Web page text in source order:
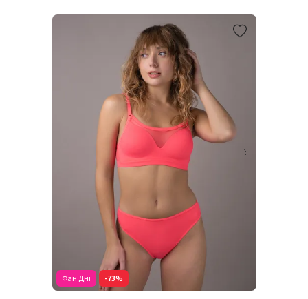
Фан Дні -73%